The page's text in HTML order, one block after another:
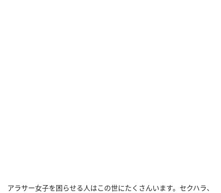
アラサー女子を困らせる人はこの世にたくさんいます。セクハラ、